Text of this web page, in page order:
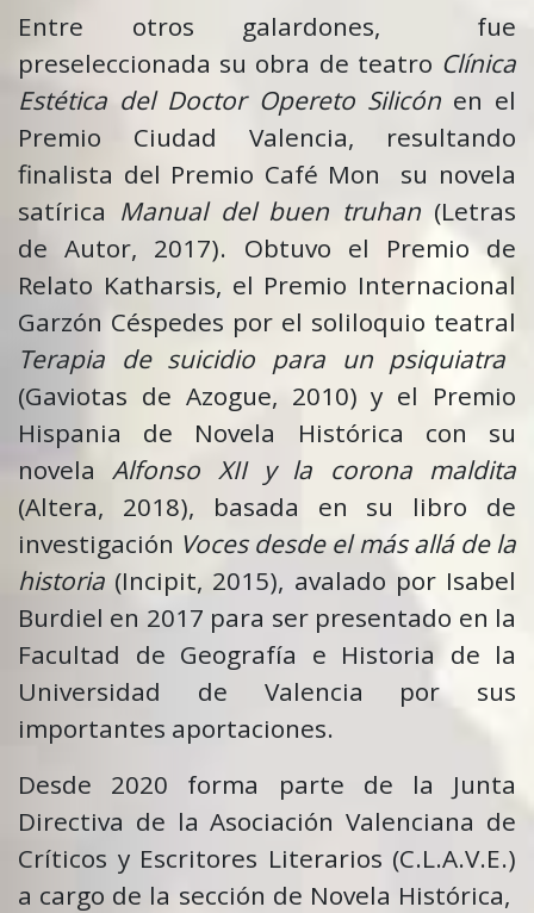
Entre otros galardones, fue
preseleccionada su obra de teatro Clínica
Estética del Doctor Opereto Silicón en el
Premio Ciudad Valencia, resultando
finalista del Premio Café Mon su novela
satírica Manual del buen truhan (Letras
de Autor, 2017). Obtuvo el Premio de
Relato Katharsis, el Premio Internacional
Garzón Céspedes por el soliloquio teatral
Terapia de suicidio para un psiquiatra
(Gaviotas de Azogue, 2010) y el Premio
Hispania de Novela Histórica con su
novelaAlfonso XII y la corona maldita
(Altera, 2018), basada en su libro de
investigación Voces desde el más allá de la
historia (Incipit, 2015), avalado por Isabel
Burdiel en 2017 para ser presentado en la
Facultad de Geografía e Historia de la
Universidad de Valencia por sus
importantes aportaciones.
Desde 2020 forma parte de la Junta
Directiva de la Asociación Valenciana de
Críticos y Escritores Literarios (C.L.A.V.E.)
a cargo de la sección de Novela Histórica,